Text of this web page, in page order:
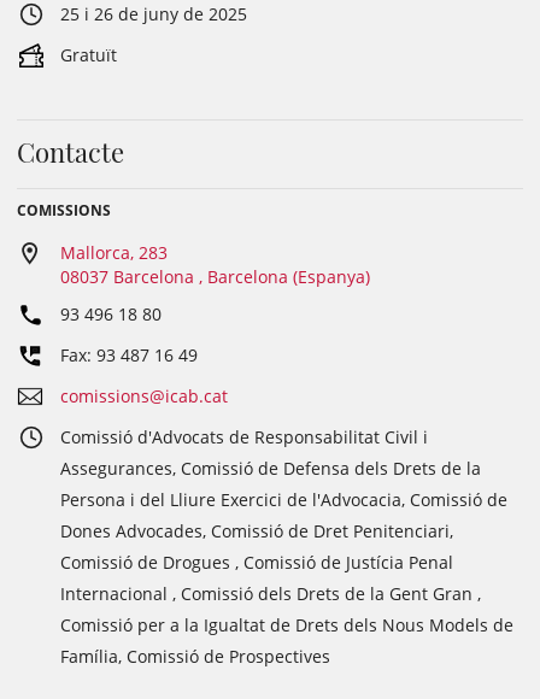
25 i 26 de juny de 2025
Gratuït
Contacte
COMISSIONS
Mallorca, 283
08037 Barcelona , Barcelona (Espanya)
93 496 18 80
Fax: 93 487 16 49
comissions@icab.cat
Comissió d'Advocats de Responsabilitat Civil i
Assegurances, Comissió de Defensa dels Drets de la
Persona i del Lliure Exercici de l'Advocacia, Comissió de
Dones Advocades, Comissió de Dret Penitenciari,
Comissió de Drogues , Comissió de Justícia Penal
Internacional , Comissió dels Drets de la Gent Gran ,
Comissió per a la Igualtat de Drets dels Nous Models de
Família, Comissió de Prospectives